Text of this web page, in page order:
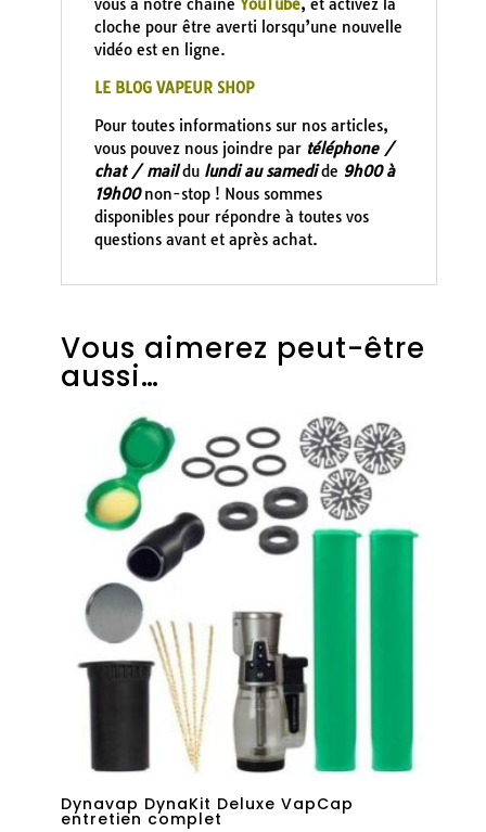
vous à notre chaine YouTube, et activez la
cloche pour être averti lorsqu’une nouvelle
vidéo est en ligne.
LE BLOG VAPEUR SHOP
Pour toutes informations sur nos articles,
vous pouvez nous joindre par téléphone /
chat / maildu lundi au samedide 9h00 à
19h00non-stop ! Nous sommes
disponibles pour répondre à toutes vos
questions avant et après achat.
Vous aimerez peut-être
aussi…
Dynavap DynaKit Deluxe VapCap
entretien complet